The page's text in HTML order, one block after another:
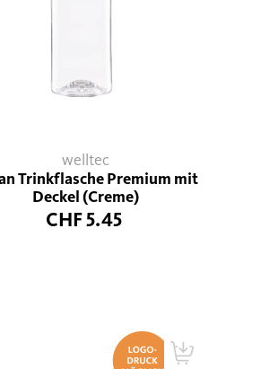
welltec
Trinkflasche Premium mit
Deckel (Creme)
CHF 5.45